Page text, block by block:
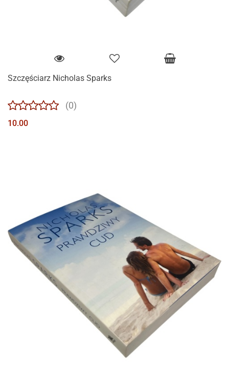
Szczęściarz Nicholas Sparks
(0)
10.00